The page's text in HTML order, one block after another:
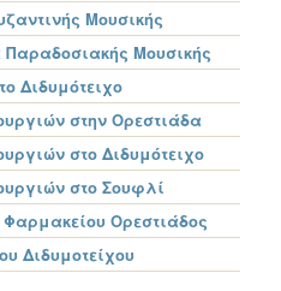
Μουσικής
Παραδοσιακής Μουσικής
Διδυμότειχο
στην Ορεστιάδα
στο Διδυμότειχο
στο Σουφλί
Φαρμακείου Ορεστιάδος
Διδυμοτείχου